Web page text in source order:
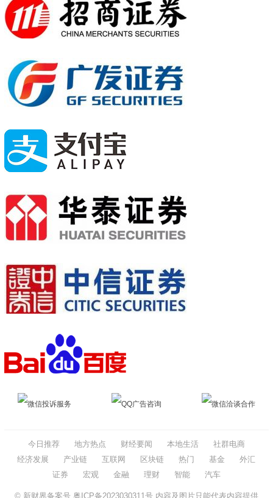
微信投诉服务 QQ广告咨询 微信洽谈合作
今日推荐 地方热点 财经要闻 本地生活
社群电商
经济发展
产业链 互联网 区块链 热门 基金
外汇
证券
宏观 金融 理财 智能 汽车
© 新财界备案号 粤ICP备2023030311号内容及图片只能代表内容提供